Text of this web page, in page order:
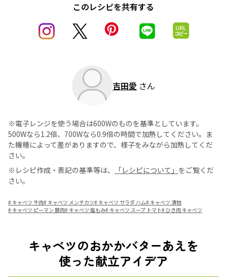
このレシピを共有する
吉田愛 さん
※電子レンジを使う場合は600Wのものを基準としています。
500Wなら1.2倍、700Wなら0.9倍の時間で加熱してください。ま
た機種によって差がありますので、様子をみながら加熱してくだ
さい。
※レシピ作成・表記の基準等は、
「レシピについて」 をご覧くだ
さい。
# キャベツ 牛肉# キャベツ メンチカツ# キャベツ サラダ ハム# キャベツ 漬物
# キャベツ ピーマン 豚肉# キャベツ 塩もみ# キャベツ スープ トマト# ひき肉 キャベツ
キャベツのおかかバターあえを
使った献立アイデア